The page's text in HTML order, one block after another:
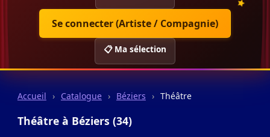
Se connecter (Artiste / Compagnie)
📋 Ma sélection
Accueil › Catalogue › Béziers › Théâtre
Théâtre à Béziers (34)